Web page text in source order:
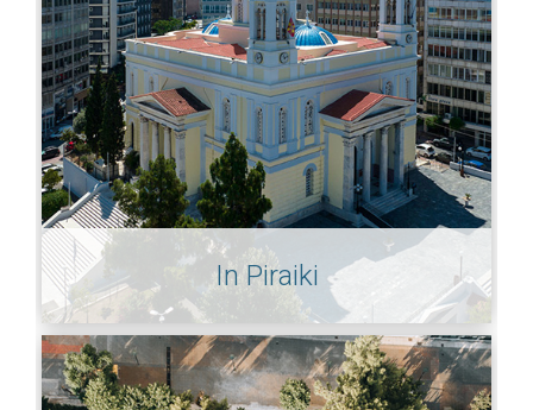
In Piraiki